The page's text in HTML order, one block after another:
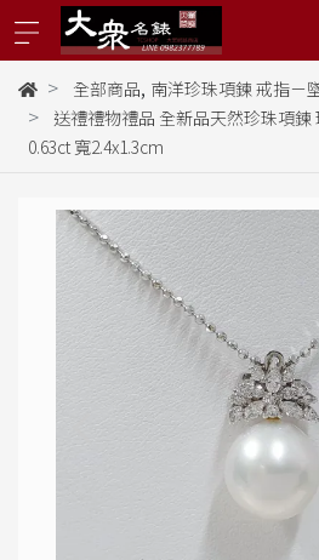
全部商品, 南洋珍珠項鍊 戒指－
送禮禮物禮品 全新品天然珍珠項鍊
0.63ct 寬2.4x1.3cm